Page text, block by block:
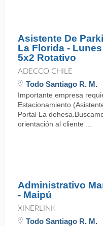
Asistente De
La Florida -
5x2 Rotativo
ADECCO CHILE
Todo Santiago R. M.
Importante empresa
Estacionamiento
Portal La
orientación al cliente ...
Administrativo
- Maipú
XINERLINK
Todo Santiago R. M.